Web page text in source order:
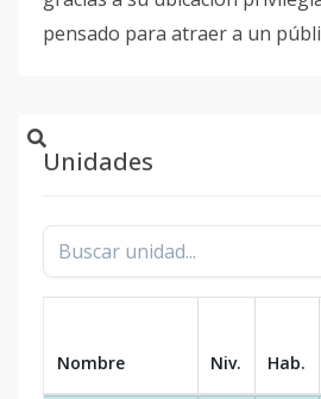
pensado para atraer a un
Unidades
Nombre Niv. Hab.